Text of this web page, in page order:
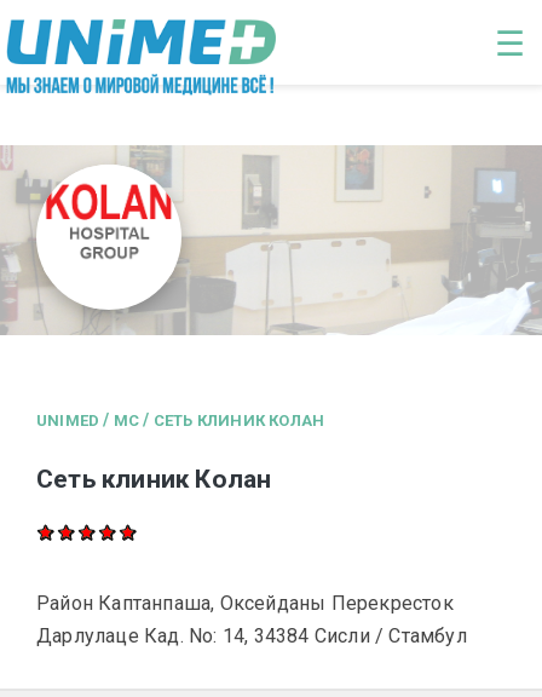
Перейти к основному содержанию
☰
UNIMED / MC / СЕТЬ КЛИНИК КОЛАН
Сеть клиник Колан
Район Каптанпаша, Оксейданы Перекресток
Дарлулаце Кад. No: 14, 34384 Сисли / Стамбул